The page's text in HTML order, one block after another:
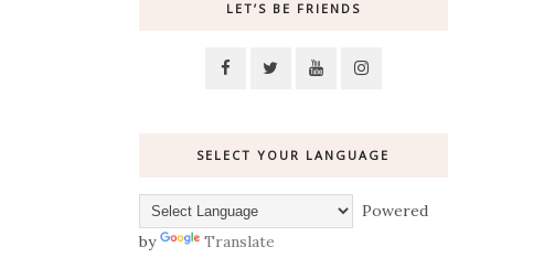
LET’S BE FRIENDS
SELECT YOUR LANGUAGE
Powered
by
Translate